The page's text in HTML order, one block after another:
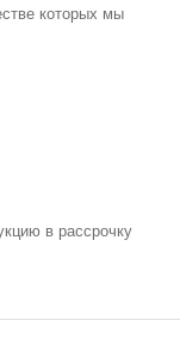
которых мы
в рассрочку